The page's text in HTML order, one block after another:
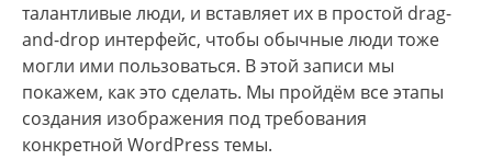
талантливые люди, и вставляет их в простой drag-
and-drop интерфейс, чтобы обычные люди тоже
могли ими пользоваться. В этой записи мы
покажем, как это сделать. Мы пройдём все этапы
создания изображения под требования
конкретной WordPress темы.